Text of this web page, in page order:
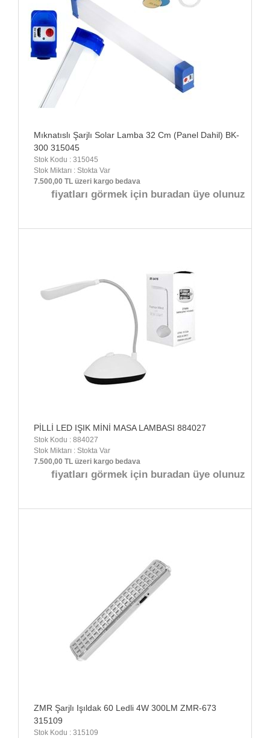
Mıknatıslı Şarjlı Solar Lamba 32 Cm (Panel Dahil) BK-
300 315045
Stok Kodu : 315045
Stok Miktarı : Stokta Var
7.500,00 TL üzeri kargo bedava
fiyatları görmek için buradan üye olunuz
PİLLİ LED IŞIK MİNİ MASA LAMBASI 884027
Stok Kodu : 884027
Stok Miktarı : Stokta Var
7.500,00 TL üzeri kargo bedava
fiyatları görmek için buradan üye olunuz
ZMR Şarjlı Işıldak 60 Ledli 4W 300LM ZMR-673
315109
Stok Kodu : 315109